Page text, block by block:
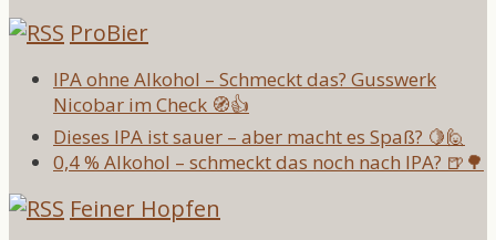
ProBier
IPA ohne Alkohol – Schmeckt das? Gusswerk
Nicobar im Check 🧭👍
Dieses IPA ist sauer – aber macht es Spaß? 🍋🙋
0,4 % Alkohol – schmeckt das noch nach IPA? 🍺🌳
Feiner Hopfen